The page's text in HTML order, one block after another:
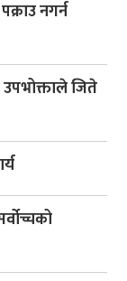
नगर्न
जिते